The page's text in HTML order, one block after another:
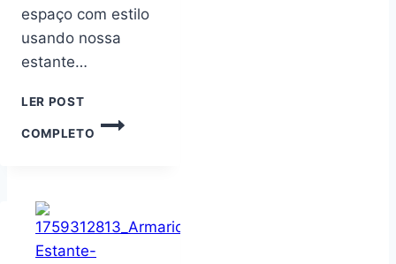
espaço com estilo
usando nossa
estante…
LER POST
COMPLETO
ESTANTE
RACK
PARA